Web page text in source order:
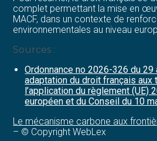
complet permettant la mise en
MACF, dans un contexte de
environnementales au niveau
Sources :
Ordonnance no 2026-326 du
adaptation du droit français
l’application du règlement (UE)
européen et du Conseil du 10
Le mécanisme carbone aux
– © Copyright WebLex